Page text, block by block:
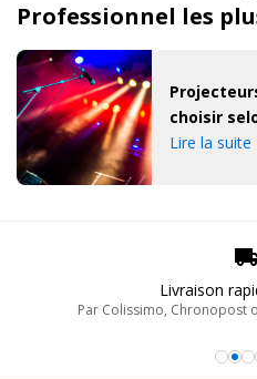
Professionnel les
choisir
Lire la suite
Mandat
Nous travaillons au